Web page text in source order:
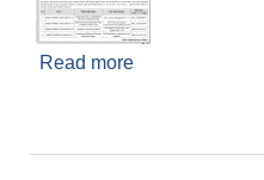
Read more